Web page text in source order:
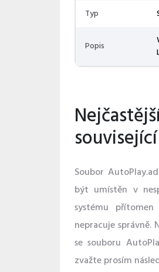
Typ
Popis
Soubor
být umístěn v
systému
nepracuje správně.
se souboru
zvažte prosím